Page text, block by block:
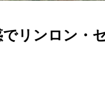
でリンロン・